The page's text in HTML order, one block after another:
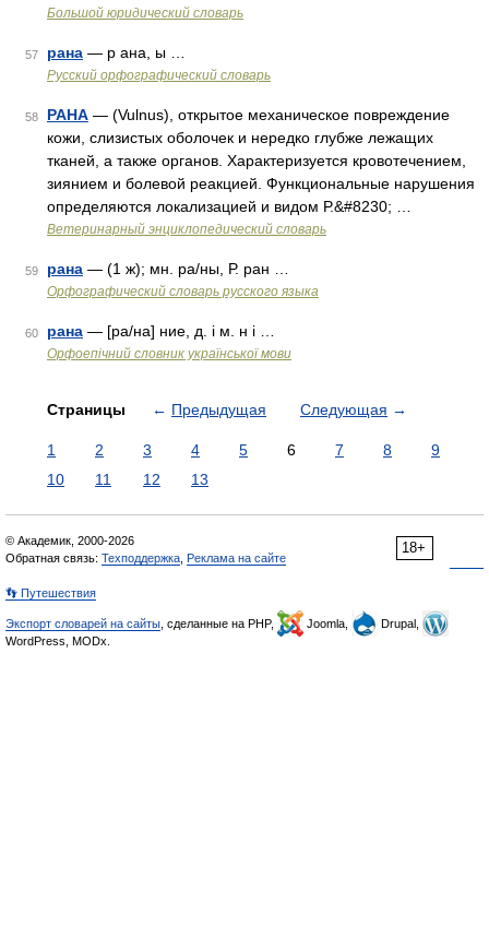
Большой юридический словарь
57 рана — р ана, ы …
Русский орфографический словарь
58 РАНА — (Vulnus), открытое механическое повреждение
кожи, слизистых оболочек и нередко глубже лежащих
тканей, а также органов. Характеризуется кровотечением,
зиянием и болевой реакцией. Функциональные нарушения
определяются локализацией и видом Р.&#8230; …
Ветеринарный энциклопедический словарь
59 рана — (1 ж); мн. ра/ны, Р. ран …
Орфографический словарь русского языка
60 рана — [ра/на] ние, д. і м. н і …
Орфоепічний словник української мови
Страницы ← Предыдущая Следующая →
1 2 3 4 5 6 7 8
9
10
11 12 13
18+
© Академик, 2000-2026
Обратная связь: Техподдержка Реклама на сайте
👣 Путешествия
Экспорт словарей на сайты , сделанные на PHP, Joomla,
Drupal,
WordPress, MODx.